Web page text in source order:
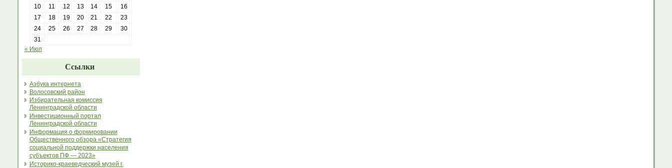
10
11 12 13 14 15
16
17
18 19 20 21 22
23
24
25 26 27 28 29
30
31
« Июл
Ссылки
Азбука интернета
Волосовский район
Избирательная комиссия
Ленинградской области
Инвестиционный портал
Ленинградской области
Информация о формировании
Общественного обзора «Стратегия
социальной поддержки населения
субъектов ПФ — 2023»
Историко-краеведческий музей г.